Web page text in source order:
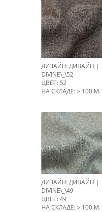
ДИЗАЙН: ДИВАЙН |
DIVINE\_\52
ЦВЕТ: 52
НА СКЛАДЕ: > 100 М.
ДИЗАЙН: ДИВАЙН |
DIVINE\_\49
ЦВЕТ: 49
НА СКЛАДЕ: > 100 М.